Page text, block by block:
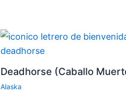
Deadhorse (Caballo
Alaska